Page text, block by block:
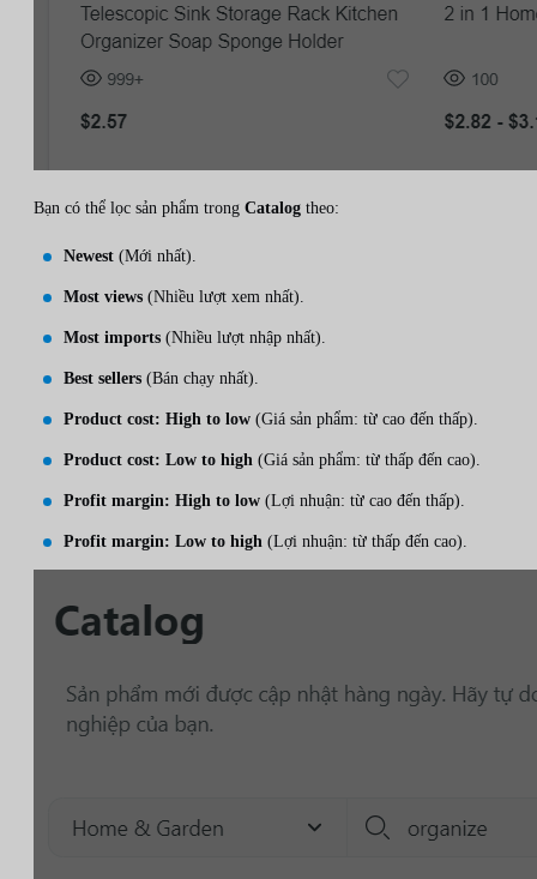
Bạn có thể lọc sản phẩm trong Catalog theo:
Newest (Mới nhất).
Most views (Nhiều lượt xem nhất).
Most imports (Nhiều lượt nhập nhất).
Best sellers (Bán chạy nhất).
Product cost: High to low (Giá sản phẩm: từ cao đến thấp).
Product cost: Low to high (Giá sản phẩm: từ thấp đến cao).
Profit margin: High to low (Lợi nhuận: từ cao đến thấp).
Profit margin: Low to high (Lợi nhuận: từ thấp đến cao).